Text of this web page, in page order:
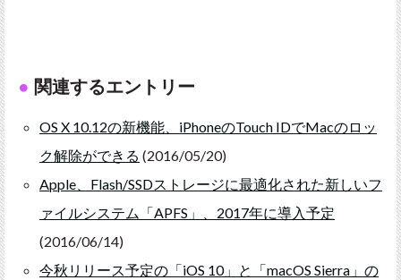
関連するエントリー
OS X 10.12の新機能、iPhoneのTouch IDでMacのロッ
ク解除ができる (2016/05/20)
Apple、Flash/SSDストレージに最適化された新しいフ
ァイルシステム「APFS」、2017年に導入予定
(2016/06/14)
今秋リリース予定の「iOS 10」と「macOS Sierra」の